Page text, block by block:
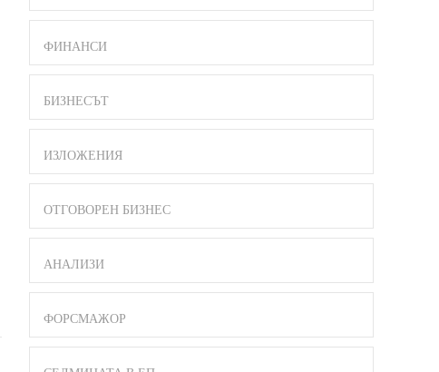
ФИНАНСИ
БИЗНЕСЪТ
ИЗЛОЖЕНИЯ
ОТГОВОРЕН БИЗНЕС
АНАЛИЗИ
ФОРСМАЖОР